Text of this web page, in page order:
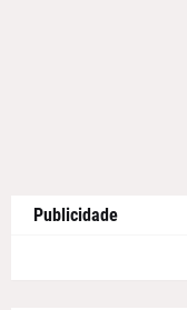
Publicidade